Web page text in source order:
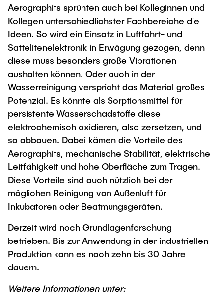
Aerographits sprühten auch bei Kolleginnen und
Kollegen unterschiedlichster Fachbereiche die
Ideen. So wird ein Einsatz in Luftfahrt- und
Sattelitenelektronik in Erwägung gezogen, denn
diese muss besonders große Vibrationen
aushalten können. Oder auch in der
Wasserreinigung verspricht das Material großes
Potenzial. Es könnte als Sorptionsmittel für
persistente Wasserschadstoffe diese
elektrochemisch oxidieren, also zersetzen, und
so abbauen. Dabei kämen die Vorteile des
Aerographits, mechanische Stabilität, elektrische
Leitfähigkeit und hohe Oberfläche zum Tragen.
Diese Vorteile sind auch nützlich bei der
möglichen Reinigung von Außenluft für
Inkubatoren oder Beatmungsgeräten.
Derzeit wird noch Grundlagenforschung
betrieben. Bis zur Anwendung in der industriellen
Produktion kann es noch zehn bis 30 Jahre
dauern.
Weitere Informationen unter: